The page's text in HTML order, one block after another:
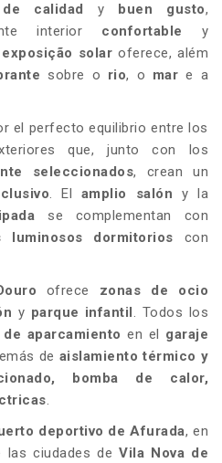
de calidad y buen gusto,
interior confortable y
solar oferece, além
sobre o rio, o mar e a
el perfecto equilibrio entre los
que, junto con los
seleccionados, crean un
. El amplio salón y la
se complementan con
luminosos dormitorios con
ofrece zonas de ocio
y parque infantil . Todos los
de aparcamiento en el garaje
de aislamiento térmico y
bomba de calor,
.
deportivo de Afurada, en
las ciudades deVila Nova de